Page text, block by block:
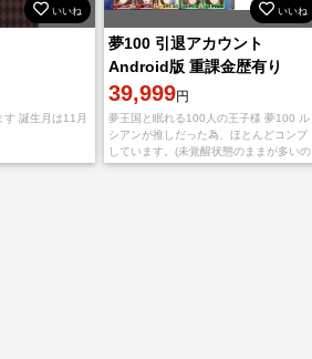
いいね
誕生月は11月
いいね
夢100 引退アカウント
Android版 重課金歴有り
39,999円
夢王国と眠れる100人の王子様 夢100 ル
シアンが推しだった為、ほとんどコンプ
しています。(未覚醒状態のままが多いの
で、ご自身で覚醒していただくことで両